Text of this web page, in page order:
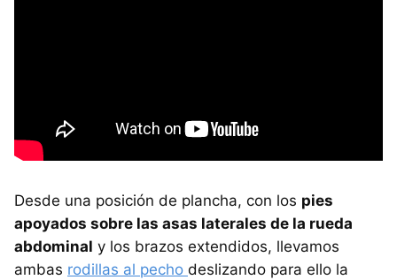
Desde una posición de plancha, con los pies
apoyados sobre las asas laterales de la rueda
abdominal y los brazos extendidos, llevamos
ambas rodillas al pecho deslizando para ello la